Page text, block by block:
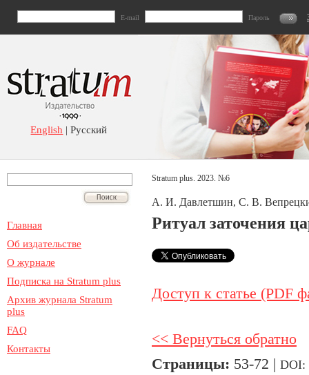
E-mail Пароль
English | Русский
Главная
Об издательстве
О журнале
Подписка на Stratum plus
Архив журнала Stratum
plus
FAQ
Контакты
Stratum plus. 2023. №6
А. И. Давлетшин, С. В.
Ритуал заточения
Доступ к статье (PDF
<< Вернуться обратно
Страницы: 53-72 | DOI: